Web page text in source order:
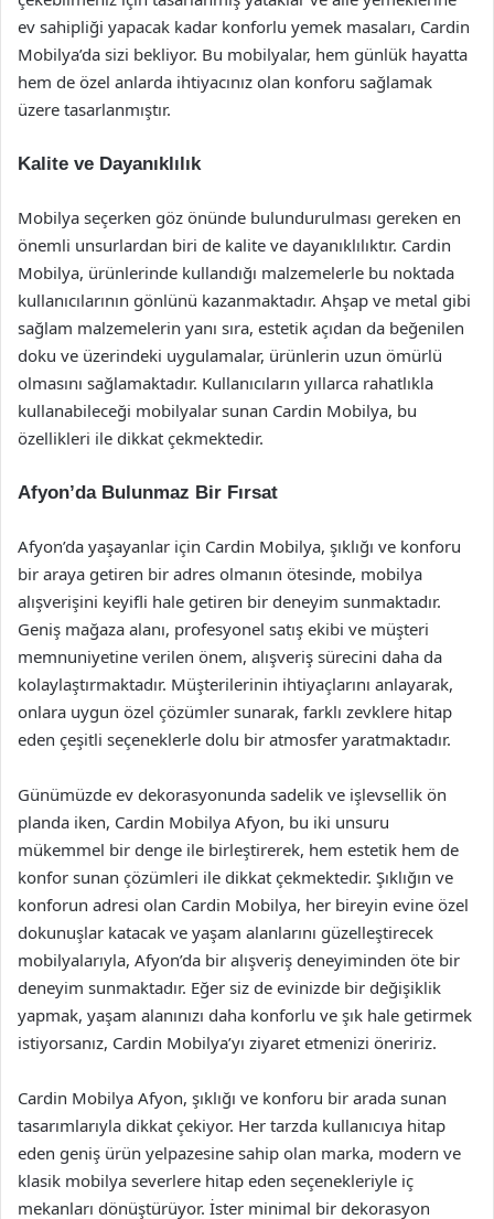
ev sahipliği yapacak kadar konforlu yemek masaları, Cardin
Mobilya’da sizi bekliyor. Bu mobilyalar, hem günlük hayatta
hem de özel anlarda ihtiyacınız olan konforu sağlamak
üzere tasarlanmıştır.
Kalite ve Dayanıklılık
Mobilya seçerken göz önünde bulundurulması gereken en
önemli unsurlardan biri de kalite ve dayanıklılıktır. Cardin
Mobilya, ürünlerinde kullandığı malzemelerle bu noktada
kullanıcılarının gönlünü kazanmaktadır. Ahşap ve metal gibi
sağlam malzemelerin yanı sıra, estetik açıdan da beğenilen
doku ve üzerindeki uygulamalar, ürünlerin uzun ömürlü
olmasını sağlamaktadır. Kullanıcıların yıllarca rahatlıkla
kullanabileceği mobilyalar sunan Cardin Mobilya, bu
özellikleri ile dikkat çekmektedir.
Afyon’da Bulunmaz Bir Fırsat
Afyon’da yaşayanlar için Cardin Mobilya, şıklığı ve konforu
bir araya getiren bir adres olmanın ötesinde, mobilya
alışverişini keyifli hale getiren bir deneyim sunmaktadır.
Geniş mağaza alanı, profesyonel satış ekibi ve müşteri
memnuniyetine verilen önem, alışveriş sürecini daha da
kolaylaştırmaktadır. Müşterilerinin ihtiyaçlarını anlayarak,
onlara uygun özel çözümler sunarak, farklı zevklere hitap
eden çeşitli seçeneklerle dolu bir atmosfer yaratmaktadır.
Günümüzde ev dekorasyonunda sadelik ve işlevsellik ön
planda iken, Cardin Mobilya Afyon, bu iki unsuru
mükemmel bir denge ile birleştirerek, hem estetik hem de
konfor sunan çözümleri ile dikkat çekmektedir. Şıklığın ve
konforun adresi olan Cardin Mobilya, her bireyin evine özel
dokunuşlar katacak ve yaşam alanlarını güzelleştirecek
mobilyalarıyla, Afyon’da bir alışveriş deneyiminden öte bir
deneyim sunmaktadır. Eğer siz de evinizde bir değişiklik
yapmak, yaşam alanınızı daha konforlu ve şık hale getirmek
istiyorsanız, Cardin Mobilya’yı ziyaret etmenizi öneririz.
Cardin Mobilya Afyon, şıklığı ve konforu bir arada sunan
tasarımlarıyla dikkat çekiyor. Her tarzda kullanıcıya hitap
eden geniş ürün yelpazesine sahip olan marka, modern ve
klasik mobilya severlere hitap eden seçenekleriyle iç
mekanları dönüştürüyor. İster minimal bir dekorasyon